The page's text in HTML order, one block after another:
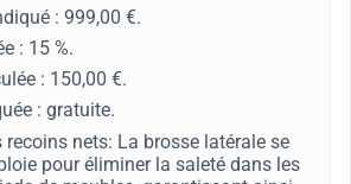
: 999,00 €.
: 15 %.
: 150,00 €.
: gratuite.
recoins nets: La brosse latérale se
pour éliminer la saleté dans les